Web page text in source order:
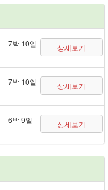
7박 10일 상세보기
7박 10일 상세보기
6박 9일 상세보기